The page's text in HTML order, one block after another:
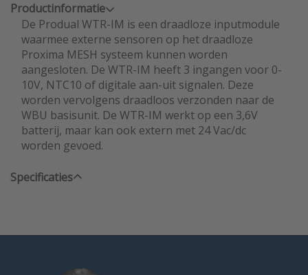
Productinformatie
De Produal WTR-IM is een draadloze inputmodule
waarmee externe sensoren op het draadloze
Proxima MESH systeem kunnen worden
aangesloten. De WTR-IM heeft 3 ingangen voor 0-
10V, NTC10 of digitale aan-uit signalen. Deze
worden vervolgens draadloos verzonden naar de
WBU basisunit. De WTR-IM werkt op een 3,6V
batterij, maar kan ook extern met 24 Vac/dc
worden gevoed.
Specificaties